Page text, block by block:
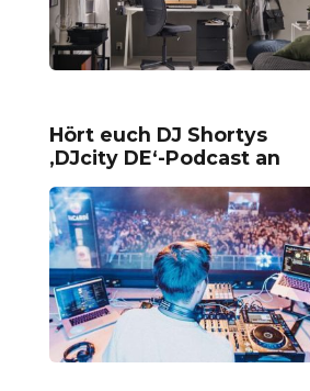
Hört euch DJ Shortys
‚DJcity DE‘-Podcast an